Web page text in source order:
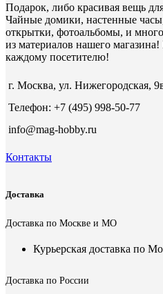
Подарок, либо красивая вещь
Чайные домики, настенные
открытки, фотоальбомы, и
из материалов нашего
каждому посетителю!
г. Москва, ул. Нижегородская,
Телефон: +7 (495) 998-50-77
info@mag-hobby.ru
Контакты
Доставка
Доставка по Москве и МО
Курьерская доставка по
Доставка по России